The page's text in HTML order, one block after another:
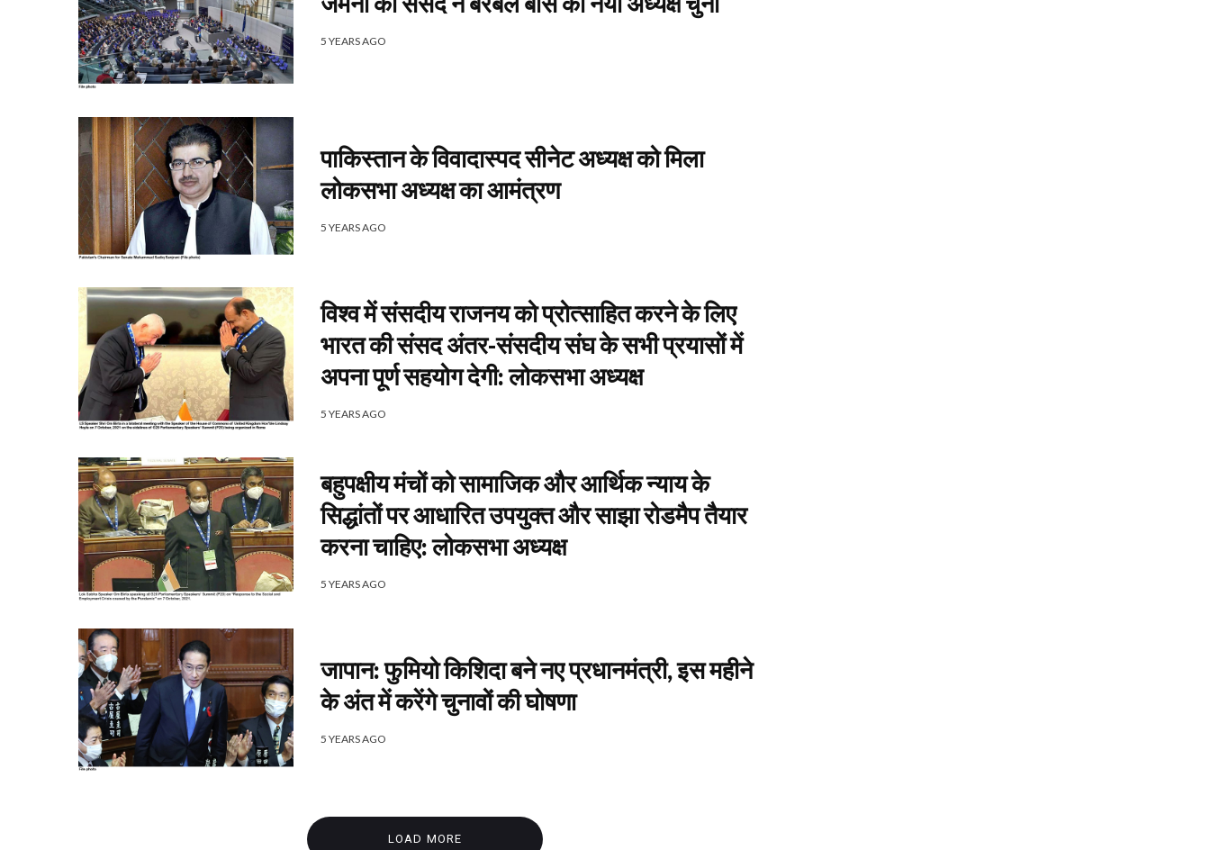
5 YEARS AGO
पाकिस्तान के विवादास्पद सीनेट अध्यक्ष को मिला
लोकसभा अध्यक्ष का आमंत्रण
5 YEARS AGO
विश्व में संसदीय राजनय को प्रोत्साहित करने के लिए
भारत की संसद अंतर-संसदीय संघ के सभी प्रयासों में
अपना पूर्ण सहयोग देगी: लोकसभा अध्यक्ष
5 YEARS AGO
बहुपक्षीय मंचों को सामाजिक और आर्थिक न्याय के
सिद्धांतों पर आधारित उपयुक्त और साझा रोडमैप तैयार
करना चाहिए: लोकसभा अध्यक्ष
5 YEARS AGO
जापान: फुमियो किशिदा बने नए प्रधानमंत्री, इस महीने
के अंत में करेंगे चुनावों की घोषणा
5 YEARS AGO
LOAD MORE